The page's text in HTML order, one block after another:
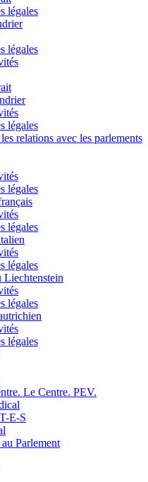
légales
légales
légales
relations avec les parlements
légales
légales
légales
Liechtenstein
légales
légales
Le Centre. PEV.
E-S
Parlement